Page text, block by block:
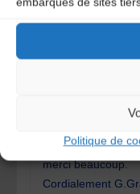
Politique de
Je joue la »
liste de luthiers
merci beaucoup.
Cordialement